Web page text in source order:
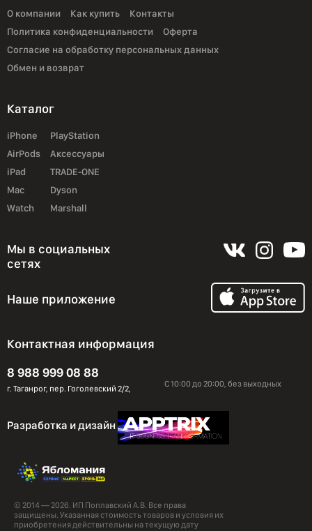
О компании Как купить
Контакты
Политика конфиденциальности
Оферта
Согласие на обработку персональных данных
Обмен и возврат
Каталог
iPhone
AirPods
iPad
Mac
Watch
PlayStation
Аксессуары
TRADE-ONE
Dyson
Marshall
Мы в социальных
сетях
Наше приложение
Контактная информация
8 988 999 08 88
г. Таганрог, пер. Гоголевский 2/2, С 10:00 до 20:00, без выходных
Разработка и дизайн
© 2014 — 2026. ИП Поплавский А.В. Все права
защищены. Указанная стоимость товаров и условия их
приобретения действительны на текущую дату